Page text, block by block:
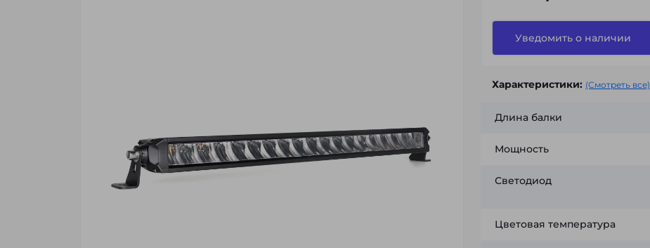
Уведомить о наличии
Характеристики: (Смотреть все)
Длина балки
Мощность
Светодиод
Цветовая температура